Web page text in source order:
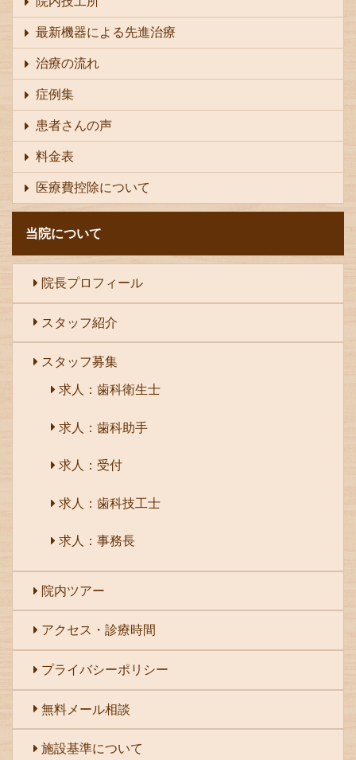
最新機器による先進治療
治療の流れ
症例集
患者さんの声
料金表
医療費控除について
当院について
院長プロフィール
スタッフ紹介
スタッフ募集
求人：歯科衛生士
求人：歯科助手
求人：受付
求人：歯科技工士
求人：事務長
院内ツアー
アクセス・診療時間
プライバシーポリシー
無料メール相談
施設基準について